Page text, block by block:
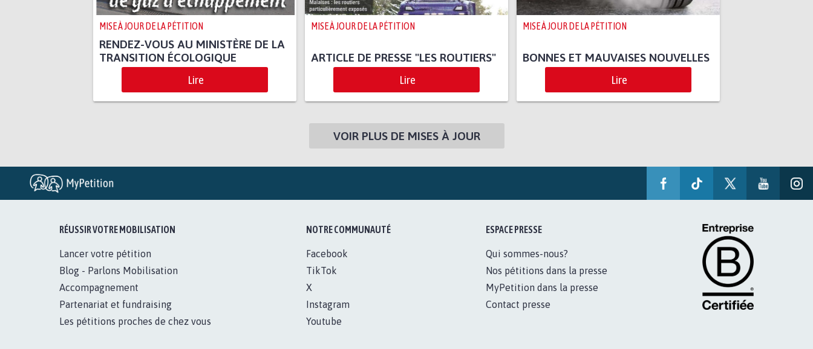
MISE À JOUR DE LA PÉTITION
RENDEZ-VOUS AU MINISTÈRE DE LA
TRANSITION ÉCOLOGIQUE
Lire
MISE À JOUR DE LA PÉTITION
ARTICLE DE PRESSE "LES ROUTIERS"
Lire
MISE À JOUR DE LA PÉTITION
BONNES ET MAUVAISES NOUVELLES
Lire
VOIR PLUS DE MISES À JOUR
RÉUSSIR VOTRE MOBILISATION
Lancer votre pétition
Blog - Parlons Mobilisation
Accompagnement
Partenariat et fundraising
Les pétitions proches de chez vous
NOTRE COMMUNAUTÉ
Facebook
TikTok
X
Instagram
Youtube
ESPACE PRESSE
Qui sommes-nous?
Nos pétitions dans la presse
MyPetition dans la presse
Contact presse